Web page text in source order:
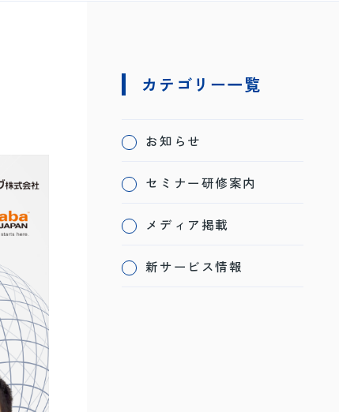
カテゴリー一覧
お知らせ
セミナー研修案内
メディア掲載
新サービス情報